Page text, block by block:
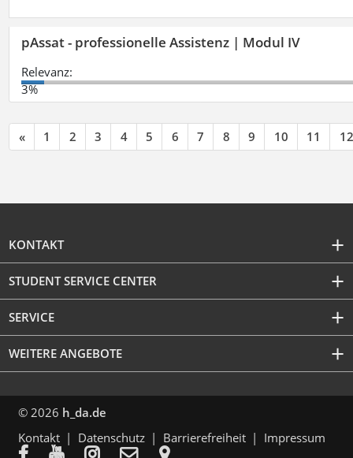
pAssat - professionelle Assistenz | Modul IV
Relevanz:
3%
« 1 2 3 4 5 6 7 8 9 10 11 12
KONTAKT
STUDENT SERVICE CENTER
SERVICE
WEITERE ANGEBOTE
© 2026 h_da.de
Kontakt
Datenschutz Barrierefreiheit Impressum
    